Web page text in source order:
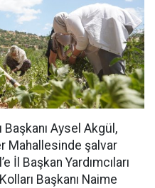
Başkanı Aysel Akgül,
Mahallesinde şalvar
İl Başkan Yardımcıları
Başkanı Naime